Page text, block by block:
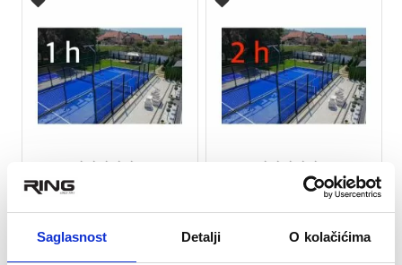
Saglasnost Detalji O kolačićima
★ ★ ★ ★ ★
Termin za RING padel 1h
2.490rsd
★ ★ ★ ★ ★
Termin za RING padel 2h